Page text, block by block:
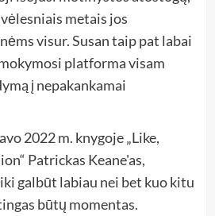
metais jos
visur. Susan taip pat labai
platforma visam
į nepakankamai
2022 m. knygoje „Like,
Patrickas Keane'as,
galbūt labiau nei bet kuo kitu
būtų momentas.